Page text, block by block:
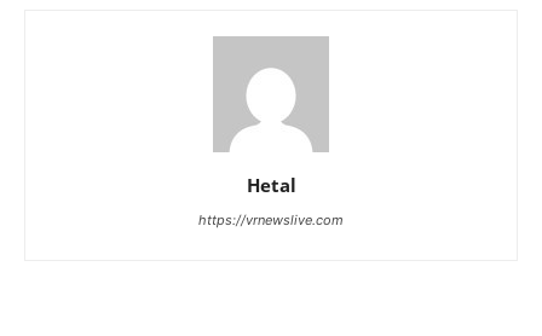
Hetal
https://vrnewslive.com